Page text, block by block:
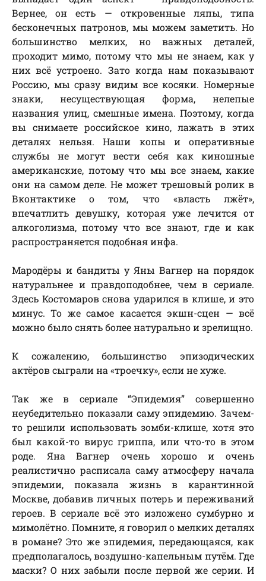
Вернее, он есть — откровенные ляпы, типа
бесконечных патронов, мы можем заметить. Но
большинство мелких, но важных деталей,
проходит мимо, потому что мы не знаем, как у
них всё устроено. Зато когда нам показывают
Россию, мы сразу видим все косяки. Номерные
знаки, несуществующая форма, нелепые
названия улиц, смешные имена. Поэтому, когда
вы снимаете российское кино, лажать в этих
деталях нельзя. Наши копы и оперативные
службы не могут вести себя как киношные
американские, потому что мы все знаем, какие
они на самом деле. Не может трешовый ролик в
Вконтактике о том, что «власть лжёт»,
впечатлить девушку, которая уже лечится от
алкоголизма, потому что все знают, где и как
распространяется подобная инфа.
Мародёры и бандиты у Яны Вагнер на порядок
натуральнее и правдоподобнее, чем в сериале.
Здесь Костомаров снова ударился в клише, и это
минус. То же самое касается экшн-сцен — всё
можно было снять более натурально и зрелищно.
К сожалению, большинство эпизодических
актёров сыграли на «троечку», если не хуже.
Так же в сериале “Эпидемия” совершенно
неубедительно показали саму эпидемию. Зачем-
то решили использовать зомби-клише, хотя это
был какой-то вирус гриппа, или что-то в этом
роде. Яна Вагнер очень хорошо и очень
реалистично расписала саму атмосферу начала
эпидемии, показала жизнь в карантинной
Москве, добавив личных потерь и переживаний
героев. В сериале всё это изложено сумбурно и
мимолётно. Помните, я говорил о мелких деталях
в романе? Это же эпидемия, передающаяся, как
предполагалось, воздушно-капельным путём. Где
маски? О них забыли после первой же серии. И